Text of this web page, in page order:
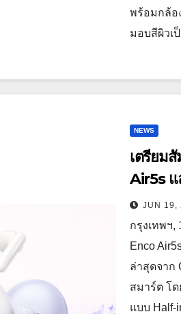
พร้อมกล้อ
มอบสีผิวเ
NEWS
เตรียม
Air5s แ
รุ่นใหม่
เบาสบ
JUN 19,
กรุงเทพฯ,
Enco
ล่าสุดจาก
สมาร์ต โด
แบบ Half-